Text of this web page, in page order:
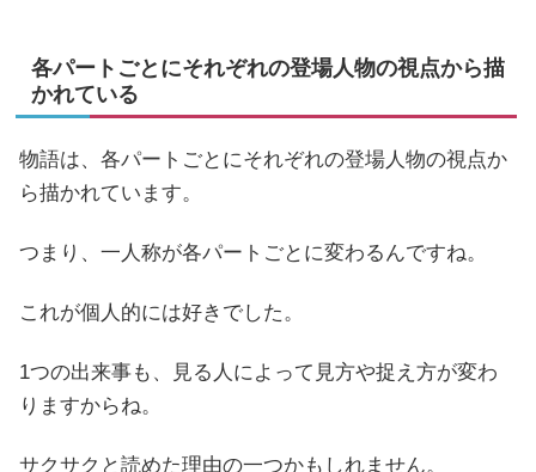
各パートごとにそれぞれの登場人物の視点から描
かれている
物語は、各パートごとにそれぞれの登場人物の視点か
ら描かれています。
つまり、一人称が各パートごとに変わるんですね。
これが個人的には好きでした。
1つの出来事も、見る人によって見方や捉え方が変わ
りますからね。
サクサクと読めた理由の一つかもしれません。